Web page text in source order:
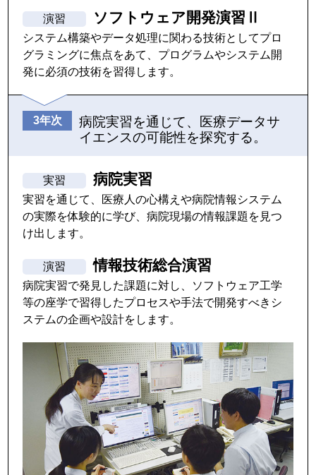
ソフトウェア開発演習Ⅱ
システム構築やデータ処理に関わる技術としてプロ
グラミングに焦点をあて、プログラムやシステム開
発に必須の技術を習得します。
病院実習を通じて、医療データサ
イエンスの可能性を探究する。
病院実習
実習を通じて、医療人の心構えや病院情報システム
の実際を体験的に学び、病院現場の情報課題を見つ
け出します。
情報技術総合演習
病院実習で発見した課題に対し、ソフトウェア工学
等の座学で習得したプロセスや手法で開発すべきシ
ステムの企画や設計をします。